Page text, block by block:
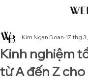
Kinh nghiệm
từ A đến Z
Kim Ngan Doan 17 thg